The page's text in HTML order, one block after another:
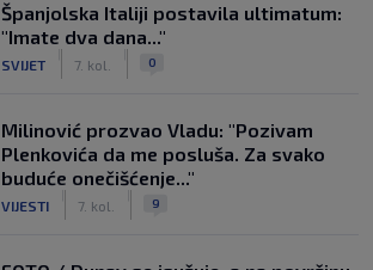
Španjolska Italiji postavila ultimatum:
"Imate dva dana..."
SVIJET 7. kol. 0
Milinović prozvao Vladu: "Pozivam
Plenkovića da me posluša. Za svako
buduće onečišćenje..."
VIJESTI 7. kol. 9